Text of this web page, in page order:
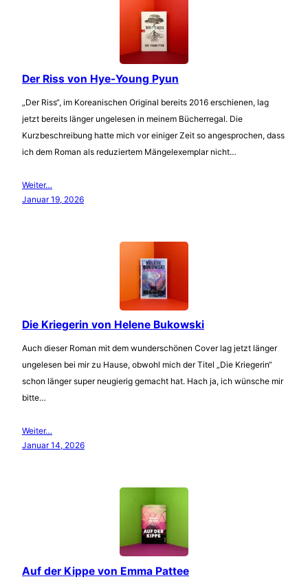
Der Riss von Hye-Young Pyun
„Der Riss“, im Koreanischen Original bereits 2016 erschienen, lag
jetzt bereits länger ungelesen in meinem Bücherregal. Die
Kurzbeschreibung hatte mich vor einiger Zeit so angesprochen, dass
ich dem Roman als reduziertem Mängelexemplar nicht…
Weiter…
Januar 19, 2026
Die Kriegerin von Helene Bukowski
Auch dieser Roman mit dem wunderschönen Cover lag jetzt länger
ungelesen bei mir zu Hause, obwohl mich der Titel „Die Kriegerin“
schon länger super neugierig gemacht hat. Hach ja, ich wünsche mir
bitte…
Weiter…
Januar 14, 2026
Auf der Kippe von Emma Pattee